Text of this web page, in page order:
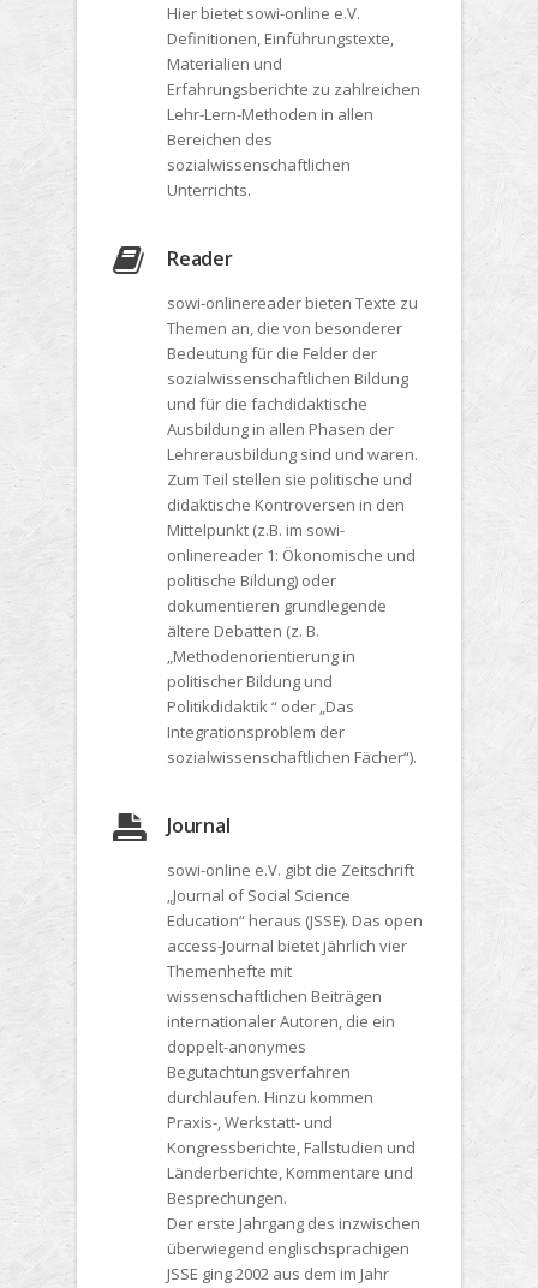
Hier bietet sowi-online e.V.
Definitionen, Einführungstexte,
Materialien und
Erfahrungsberichte zu zahlreichen
Lehr-Lern-Methoden in allen
Bereichen des
sozialwissenschaftlichen
Unterrichts.
Reader
sowi-onlinereader bieten Texte zu
Themen an, die von besonderer
Bedeutung für die Felder der
sozialwissenschaftlichen Bildung
und für die fachdidaktische
Ausbildung in allen Phasen der
Lehrerausbildung sind und waren.
Zum Teil stellen sie politische und
didaktische Kontroversen in den
Mittelpunkt (z.B. im sowi-
onlinereader 1: Ökonomische und
politische Bildung) oder
dokumentieren grundlegende
ältere Debatten (z. B.
„Methodenorientierung in
politischer Bildung und
Politikdidaktik “ oder „Das
Integrationsproblem der
sozialwissenschaftlichen Fächer“).
Journal
sowi-online e.V. gibt die Zeitschrift
„Journal of Social Science
Education“ heraus (JSSE). Das open
access-Journal bietet jährlich vier
Themenhefte mit
wissenschaftlichen Beiträgen
internationaler Autoren, die ein
doppelt-anonymes
Begutachtungsverfahren
durchlaufen. Hinzu kommen
Praxis-, Werkstatt- und
Kongressberichte, Fallstudien und
Länderberichte, Kommentare und
Besprechungen.
Der erste Jahrgang des inzwischen
überwiegend englischsprachigen
JSSE ging 2002 aus dem im Jahr